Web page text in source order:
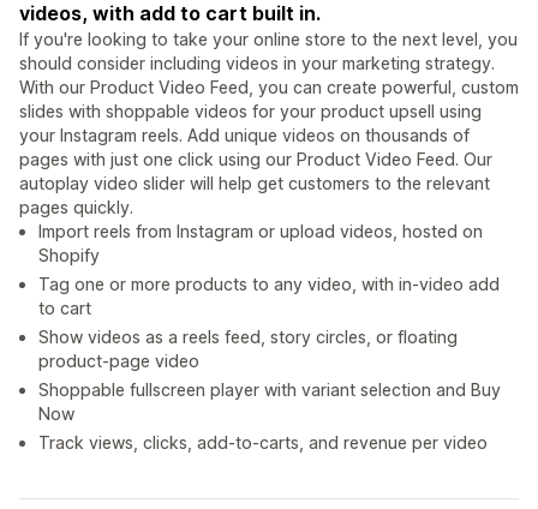
videos, with add to cart built in.
If you're looking to take your online store to the next level, you
should consider including videos in your marketing strategy.
With our Product Video Feed, you can create powerful, custom
slides with shoppable videos for your product upsell using
your Instagram reels. Add unique videos on thousands of
pages with just one click using our Product Video Feed. Our
autoplay video slider will help get customers to the relevant
pages quickly.
Import reels from Instagram or upload videos, hosted on
Shopify
Tag one or more products to any video, with in-video add
to cart
Show videos as a reels feed, story circles, or floating
product-page video
Shoppable fullscreen player with variant selection and Buy
Now
Track views, clicks, add-to-carts, and revenue per video